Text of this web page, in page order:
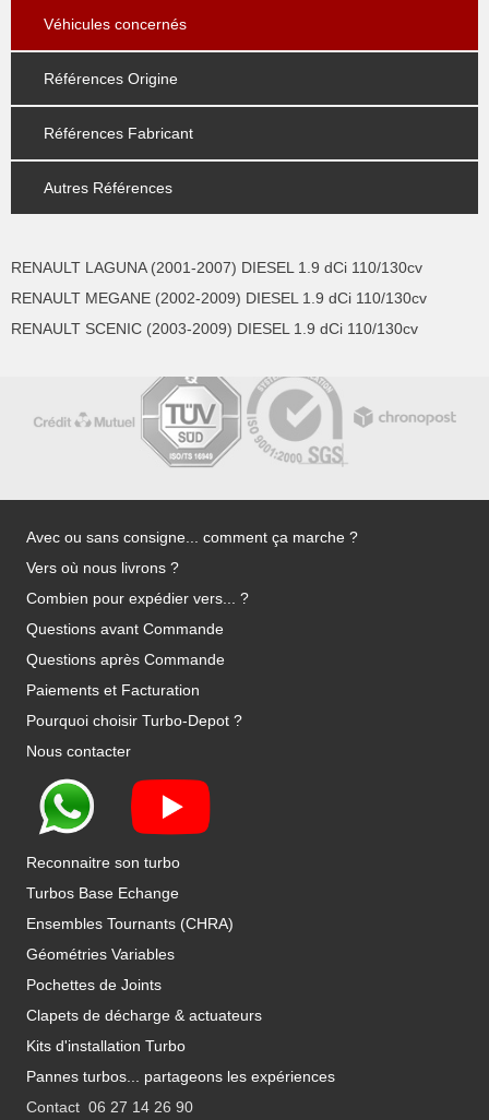
Véhicules concernés
Références Origine
Références Fabricant
Autres Références
RENAULT LAGUNA (2001-2007) DIESEL 1.9 dCi 110/130cv
RENAULT MEGANE (2002-2009) DIESEL 1.9 dCi 110/130cv
RENAULT SCENIC (2003-2009) DIESEL 1.9 dCi 110/130cv
Avec ou sans consigne... comment ça marche ?
Vers où nous livrons ?
Combien pour expédier vers... ?
Questions avant Commande
Questions après Commande
Paiements et Facturation
Pourquoi choisir Turbo-Depot ?
Nous contacter
Reconnaitre son turbo
Turbos Base Echange
Ensembles Tournants (CHRA)
Géométries Variables
Pochettes de Joints
Clapets de décharge & actuateurs
Kits d'installation Turbo
Pannes turbos... partageons les expériences
Contact 06 27 14 26 90